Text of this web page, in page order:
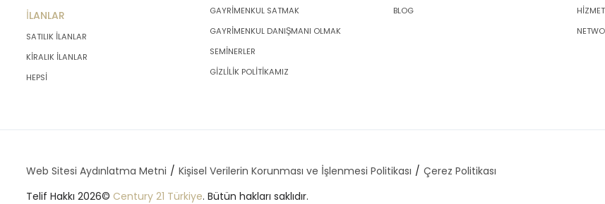
İLANLAR
SATILIK İLANLAR
KİRALIK İLANLAR
HEPSİ
GAYRİMENKUL SATMAK
GAYRİMENKUL DANIŞMANI OLMAK
SEMİNERLER
GİZLİLİK POLİTİKAMIZ
BLOG
Web Sitesi Aydınlatma Metni Kişisel Verilerin Korunması ve İşlenmesi Politikası
Çerez Politikası
Telif Hakkı 2026© Century 21 Türkiye. Bütün hakları saklıdır.